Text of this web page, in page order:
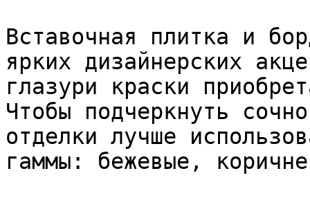
Вставочная плитка и
ярких дизайнерских
глазури краски
Чтобы подчеркнуть
отделки лучше
гаммы: бежевые,